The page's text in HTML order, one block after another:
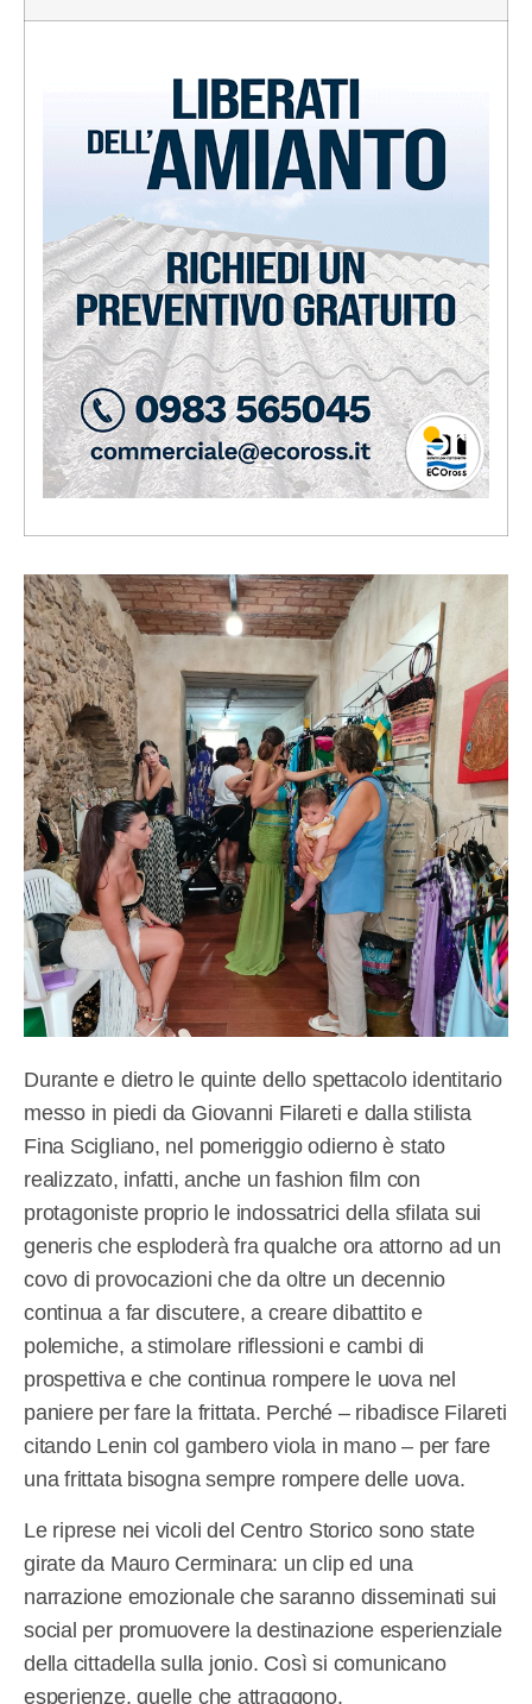
Durante e dietro le quinte dello spettacolo identitario
messo in piedi da Giovanni Filareti e dalla stilista
Fina Scigliano, nel pomeriggio odierno è stato
realizzato, infatti, anche un fashion film con
protagoniste proprio le indossatrici della sfilata sui
generis che esploderà fra qualche ora attorno ad un
covo di provocazioni che da oltre un decennio
continua a far discutere, a creare dibattito e
polemiche, a stimolare riflessioni e cambi di
prospettiva e che continua rompere le uova nel
paniere per fare la frittata. Perché – ribadisce Filareti
citando Lenin col gambero viola in mano – per fare
una frittata bisogna sempre rompere delle uova.
Le riprese nei vicoli del Centro Storico sono state
girate da Mauro Cerminara: un clip ed una
narrazione emozionale che saranno disseminati sui
social per promuovere la destinazione esperienziale
della cittadella sulla jonio. Così si comunicano
esperienze, quelle che attraggono.